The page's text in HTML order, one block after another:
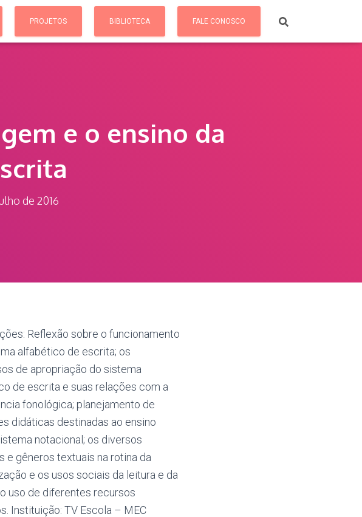
PROJETOS BIBLIOTECA FALE CONOSCO
e o ensino da
de 2016
Reflexão sobre o funcionamento
alfabético de escrita; os
de apropriação do sistema
de escrita e suas relações com a
fonológica; planejamento de
didáticas destinadas ao ensino
notacional; os diversos
e gêneros textuais na rotina da
e os usos sociais da leitura e da
uso de diferentes recursos
Instituição: TV Escola – MEC